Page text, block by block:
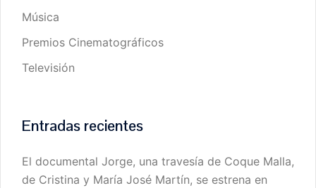
Música
Premios Cinematográficos
Televisión
Entradas recientes
El documental Jorge, una travesía de Coque Malla,
de Cristina y María José Martín, se estrena en